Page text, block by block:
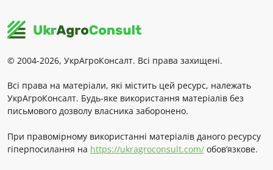
© 2004-2026, УкрАгроКонсалт. Всі права захищені.
Всі права на матеріали, які містить цей ресурс, належать
УкрАгроКонсалт. Будь-яке використання матеріалів без
письмового дозволу власника заборонено.
При правомірному використанні матеріалів даного ресурсу
гіперпосилання на https://ukragroconsult.com/ обов’язкове.